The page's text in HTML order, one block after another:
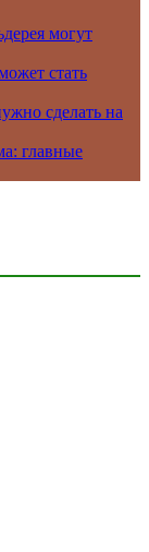
могут
стать
сделать на
главные